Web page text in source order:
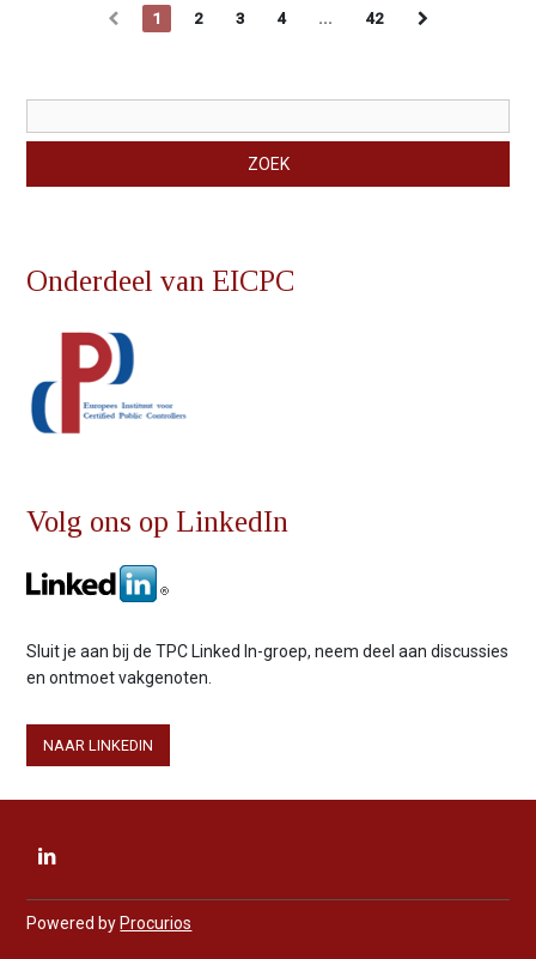
1 2 3 4 ... 42
ZOEK
Onderdeel van EICPC
Volg ons op LinkedIn
Sluit je aan bij de TPC Linked In-groep, neem deel aan discussies
en ontmoet vakgenoten.
NAAR LINKEDIN
ePowered by Procurios